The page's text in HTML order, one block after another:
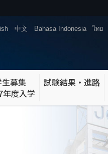
Bahasa Indonesia ไทย
中文
募集
年度入学
試験結果・進路